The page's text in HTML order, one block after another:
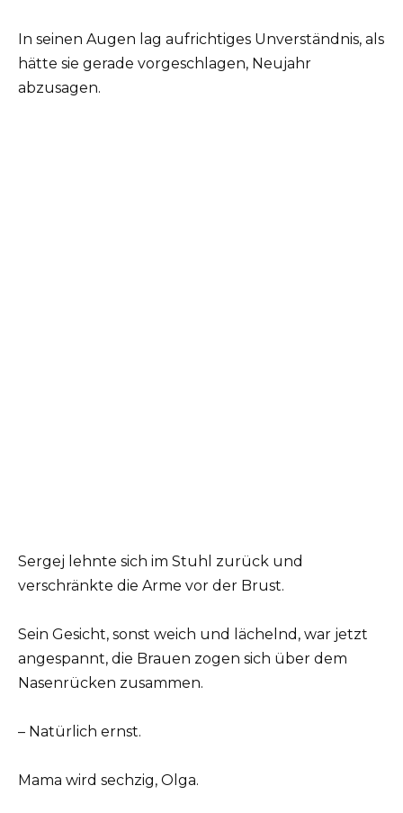
In seinen Augen lag aufrichtiges Unverständnis, als
hätte sie gerade vorgeschlagen, Neujahr
abzusagen.
Sergej lehnte sich im Stuhl zurück und
verschränkte die Arme vor der Brust.
Sein Gesicht, sonst weich und lächelnd, war jetzt
angespannt, die Brauen zogen sich über dem
Nasenrücken zusammen.
– Natürlich ernst.
Mama wird sechzig, Olga.